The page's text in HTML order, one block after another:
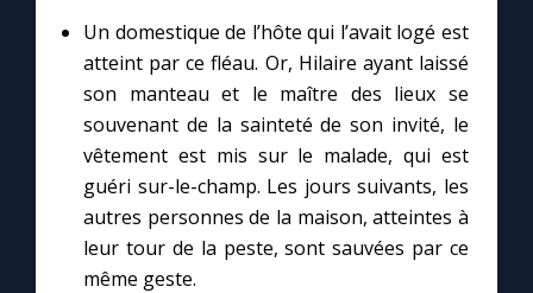
Un domestique de l’hôte qui l’avait logé est
atteint par ce fléau. Or, Hilaire ayant laissé
son manteau et le maître des lieux se
souvenant de la sainteté de son invité, le
vêtement est mis sur le malade, qui est
guéri sur-le-champ. Les jours suivants, les
autres personnes de la maison, atteintes à
leur tour de la peste, sont sauvées par ce
même geste.